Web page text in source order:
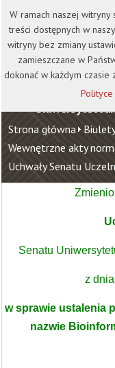
Wirtualna Uczelnia
Uniwersytet
Strona główna
Wewnętrzne akty
Uchwały Senatu
Senatu
z
w sprawie ustalenia
nazwie
W ramach naszej
treści dostępnych w
witryny bez zmiany
zamieszczane w
dokonać w każdym czasie
Polityce